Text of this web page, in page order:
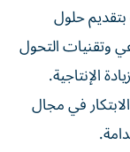
حلول
وتقنيات التحول
الإنتاجية.
في مجال